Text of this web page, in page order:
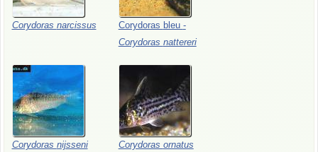
Corydoras narcissus Corydoras bleu -
Corydoras nattereri
Corydoras nijsseni Corydoras ornatus